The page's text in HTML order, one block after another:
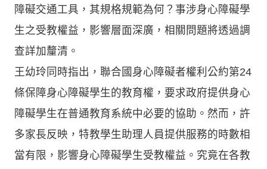
障礙交通工具，其規格規範為何？事涉身心障礙學
生之受教權益，影響層面深廣，相關問題將透過調
查詳加釐清。
王幼玲同時指出，聯合國身心障礙者權利公約第24
條保障身心障礙學生的教育權，要求政府提供身心
障礙學生在普通教育系統中必要的協助。然而，許
多家長反映，特教學生助理人員提供服務的時數相
當有限，影響身心障礙學生受教權益。究竟在各教